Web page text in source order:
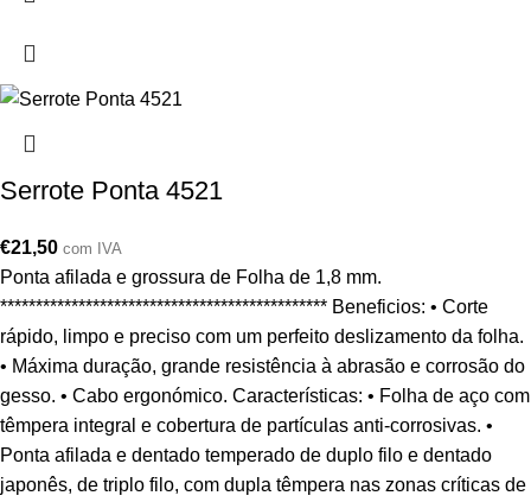
Serrote Ponta 4521
€21,50 com IVA
Ponta afilada e grossura de Folha de 1,8 mm.
********************************************** Beneficios: • Corte
rápido, limpo e preciso com um perfeito deslizamento da folha.
• Máxima duração, grande resistência à abrasão e corrosão do
gesso. • Cabo ergonómico. Características: • Folha de aço com
têmpera integral e cobertura de partículas anti-corrosivas. •
Ponta afilada e dentado temperado de duplo filo e dentado
japonês, de triplo filo, com dupla têmpera nas zonas críticas de